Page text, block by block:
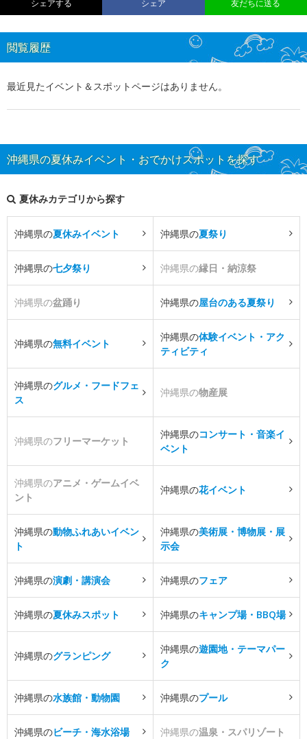
シェアする シェア 友だちに送る
閲覧履歴
最近見たイベント＆スポットページはありません。
沖縄県の夏休みイベント・おでかけスポットを探す
夏休みカテゴリから探す
沖縄県の夏休みイベント 沖縄県の夏祭り
沖縄県の七夕祭り 沖縄県の縁日・納涼祭
沖縄県の盆踊り 沖縄県の屋台のある夏祭り
沖縄県の無料イベント
沖縄県の体験イベント・アク
ティビティ
沖縄県のグルメ・フードフェ
ス
沖縄県の物産展
沖縄県のフリーマーケット
沖縄県のコンサート・音楽イ
ベント
沖縄県のアニメ・ゲームイベ
ント
沖縄県の花イベント
沖縄県の動物ふれあいイベン
ト
沖縄県の美術展・博物展・展
示会
沖縄県の演劇・講演会 沖縄県のフェア
沖縄県の夏休みスポット 沖縄県のキャンプ場・BBQ場
沖縄県のグランピング
沖縄県の遊園地・テーマパー
ク
沖縄県の水族館・動物園 沖縄県のプール
沖縄県のビーチ・海水浴場 沖縄県の温泉・スパリゾート